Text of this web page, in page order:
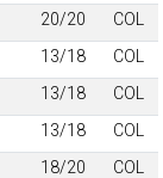
20/20
COL
13/18
COL
13/18
COL
13/18
COL
18/20
COL